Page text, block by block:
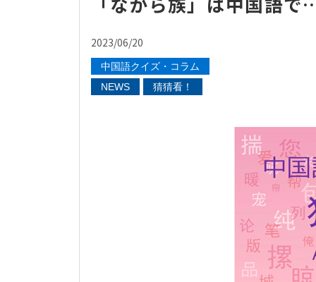
2023/06/20
中国語クイズ・コラム
NEWS
猜猜看！